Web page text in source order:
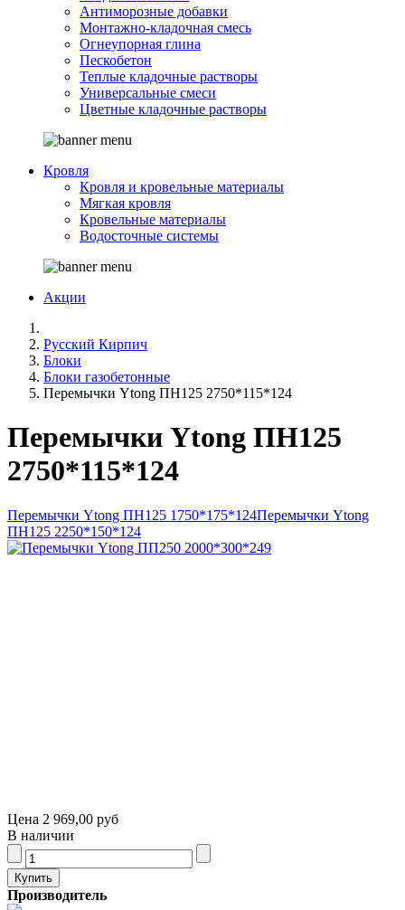
Антиморозные добавки
Монтажно-кладочная смесь
Огнеупорная глина
Пескобетон
Теплые кладочные растворы
Универсальные смеси
Цветные кладочные растворы
Кровля
Кровля и кровельные материалы
Мягкая кровля
Кровельные материалы
Водосточные системы
Акции
Русский Кирпич
Блоки
Блоки газобетонные
Перемычки Ytong ПН125 2750*115*124
Перемычки Ytong ПН125
2750*115*124
Перемычки Ytong ПН125 1750*175*124Перемычки Ytong
ПН125 2250*150*124
Цена 2 969,00 руб
В наличии
Производитель